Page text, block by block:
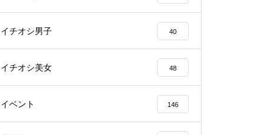
【NEW OPEN】private nail salo
イチオシ男子 40
イチオシ美女 48
イベント 146